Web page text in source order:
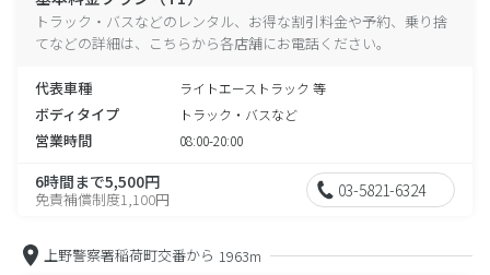
トラック・バスなどのレンタル、お得な割引料金や予約、乗り捨
てなどの詳細は、こちらから各店舗にお電話ください。
代表車種 ライトエーストラック 等
ボディタイプ トラック・バスなど
営業時間 08:00-20:00
6時間まで5,500円
免責補償制度1,100円 03-5821-6324
上野警察署稲荷町交番から 1963m